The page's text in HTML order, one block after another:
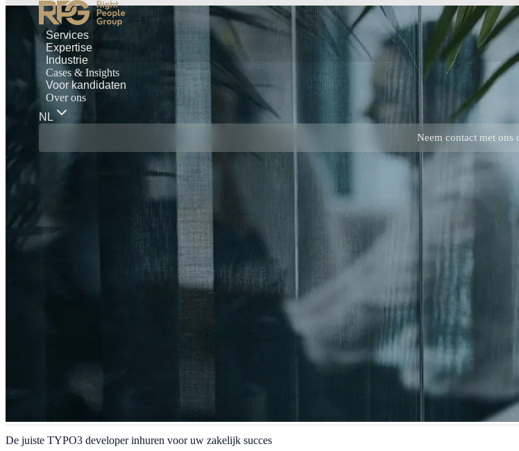
Services
Expertise
Industrie
Cases & Insights
Voor kandidaten
Over ons
NL
Neem contact met ons
TYPO3 architectuur en contentbeheer
De juiste TYPO3 developer inhuren voor uw zakelijk succes